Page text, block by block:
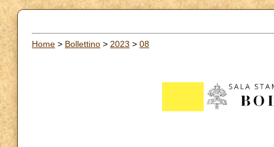
Home > Bollettino > 2023 > 08